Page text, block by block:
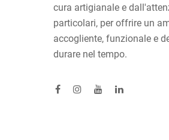
cura artigianale e
particolari, per offrire un
accogliente, funzionale e
durare nel tempo.